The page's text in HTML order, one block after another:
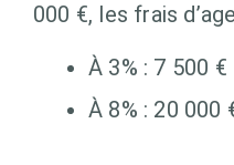
000 €, les frais
À 3% : 7 500 €
À 8% : 20 000